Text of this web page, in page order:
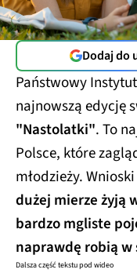
Dodaj do
Państwowy
najnowszą edycję
"Nastolatki". To
Polsce, które
młodzieży.
dużej mierze żyją
bardzo mgliste
naprawdę robią w
Dalsza część tekstu pod wideo